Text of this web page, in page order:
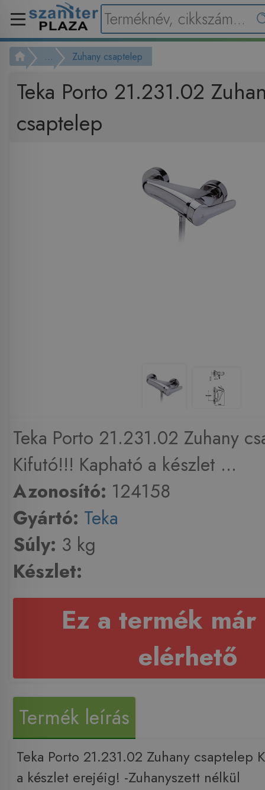
... Zuhany csaptelep
Teka Porto 21.231.02
csaptelep
Teka Porto 21.231.02 Zuhany
Kifutó!!! Kapható a készlet ...
Azonosító: 124158
Gyártó: Teka
Súly: 3 kg
Készlet:
Ez a termék már
elérhető
Termék leírás
Teka Porto 21.231.02 Zuhany csaptelep
a készlet erejéig! -Zuhanyszett nélkül